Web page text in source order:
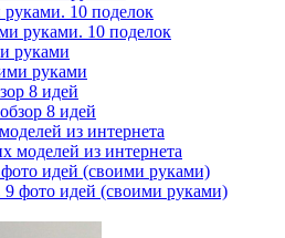
руками. 10 поделок
руками
8 идей
из интернета
идей (своими руками)